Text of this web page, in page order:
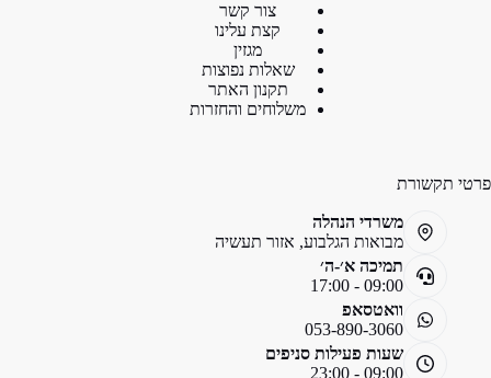
צור קשר
קצת עלינו
מגזין
שאלות נפוצות
תקנון האתר
משלוחים והחזרות
פרטי תקשורת
משרדי הנהלה
מבואות הגלבוע, אזור תעשיה
תמיכה א׳-ה׳
09:00 - 17:00
וואטסאפ
053-890-3060
שעות פעילות סניפים
09:00 - 23:00